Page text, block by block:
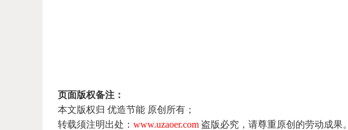
页面版权备注：
本文版权归 优造节能 原创所有；
转载须注明出处： www.uzaoer.com 盗版必究，请尊重原创的劳动成果。